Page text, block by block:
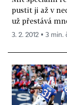
pustit ji až v
už přestává
3. 2. 2012 ▪ 3 min.